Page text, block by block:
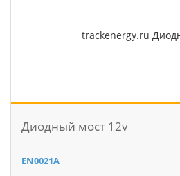
Диодный мост 12v
EN0021A